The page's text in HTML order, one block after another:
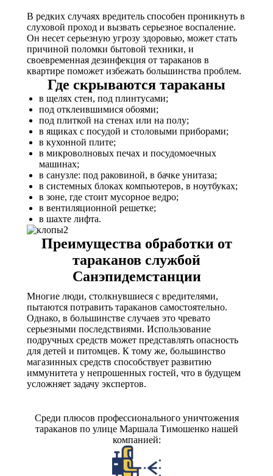
В редких случаях вредитель способен проникнуть в
слуховой проход и вызвать серьезное воспаление.
Он несет серьезную угрозу здоровью, может стать
причиной поломки бытовой техники, и
своевременная дезинфекция от тараканов в
квартире поможет избежать большинства проблем.
Где скрываются тараканы
в щелях стен, под плинтусами;
под отклеившимися обоями;
под плиткой на стенах или на полу;
в ящиках с посудой и столовыми приборами;
в кухонной плите;
в микроволновых печах и посудомоечных
машинах;
в санузле: под раковиной, в бачке унитаза;
в системных блоках компьютеров, в ноутбуках;
в зоне, где стоит мусорное ведро;
в вентиляционной решетке;
в шахте лифта.
Преимущества обработки от
тараканов службой
Санэпидемстанции
Многие люди, столкнувшиеся с вредителями,
пытаются потравить тараканов самостоятельно.
Однако, в большинстве случаев это чревато
серьезными последствиями. Использование
подручных средств может представлять опасность
для детей и питомцев. К тому же, большинство
магазинных средств способствует развитию
иммунитета у непрошенных гостей, что в будущем
усложняет задачу экспертов.
Среди плюсов профессионального уничтожения
тараканов по улице Маршала Тимошенко нашей
компанией: